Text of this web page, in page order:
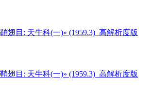
翅目: 天牛科(一)» (1959.3)_高解析度版
翅目: 天牛科(一)» (1959.3)_高解析度版